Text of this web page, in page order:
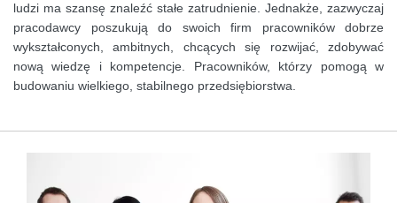
ludzi ma szansę znaleźć stałe zatrudnienie. Jednakże, zazwyczaj
pracodawcy poszukują do swoich firm pracowników dobrze
wykształconych, ambitnych, chcących się rozwijać, zdobywać
nową wiedzę i kompetencje. Pracowników, którzy pomogą w
budowaniu wielkiego, stabilnego przedsiębiorstwa.